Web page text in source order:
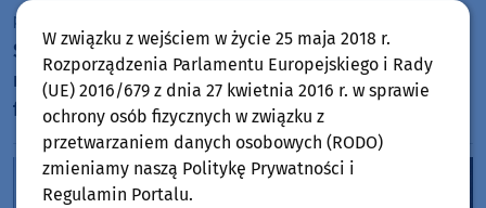
piątek, 10 lipca 2026, 06:51
Szpital uratowany kosztem 5 mln zł. Miasteccy
radni postawieni pod ścianą w sprawie dalszego
funkcjonowania placówki (AKTUALIZACJA)
W związku z wejściem w życie 25 maja 2018 r.
Rozporządzenia Parlamentu Europejskiego i Rady
(UE) 2016/679 z dnia 27 kwietnia 2016 r. w sprawie
ochrony osób fizycznych w związku z
przetwarzaniem danych osobowych (RODO)
zmieniamy naszą Politykę Prywatności i
Regulamin Portalu.